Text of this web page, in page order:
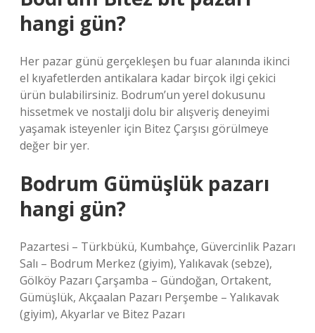
hangi gün?
Her pazar günü gerçekleşen bu fuar alanında ikinci
el kıyafetlerden antikalara kadar birçok ilgi çekici
ürün bulabilirsiniz. Bodrum’un yerel dokusunu
hissetmek ve nostalji dolu bir alışveriş deneyimi
yaşamak isteyenler için Bitez Çarşısı görülmeye
değer bir yer.
Bodrum Gümüşlük pazarı
hangi gün?
Pazartesi – Türkbükü, Kumbahçe, Güvercinlik Pazarı
Salı – Bodrum Merkez (giyim), Yalıkavak (sebze),
Gölköy Pazarı Çarşamba – Gündoğan, Ortakent,
Gümüşlük, Akçaalan Pazarı Perşembe – Yalıkavak
(giyim), Akyarlar ve Bitez Pazarı